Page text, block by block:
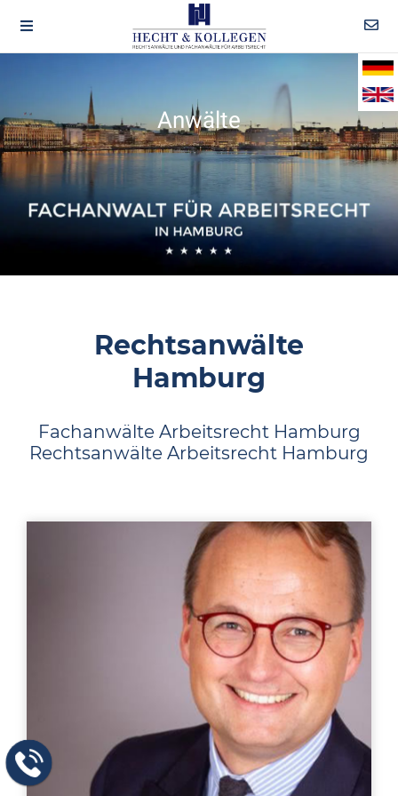
Anwälte
Rechtsanwälte
Hamburg
Fachanwälte Arbeitsrecht Hamburg
Rechtsanwälte Arbeitsrecht Hamburg